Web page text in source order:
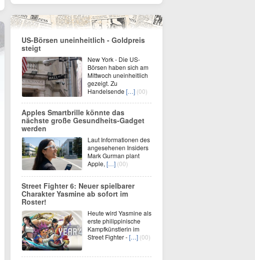
US-Börsen uneinheitlich - Goldpreis
steigt
New York - Die US-
Börsen haben sich am
Mittwoch uneinheitlich
gezeigt. Zu
Handelsende […] (00)
Apples Smartbrille könnte das
nächste große Gesundheits-Gadget
werden
Laut Informationen des
angesehenen Insiders
Mark Gurman plant
Apple, […] (00)
Street Fighter 6: Neuer spielbarer
Charakter Yasmine ab sofort im
Roster!
Heute wird Yasmine als
erste philippinische
Kampfkünstlerin im
Street Fighter -[…] (00)